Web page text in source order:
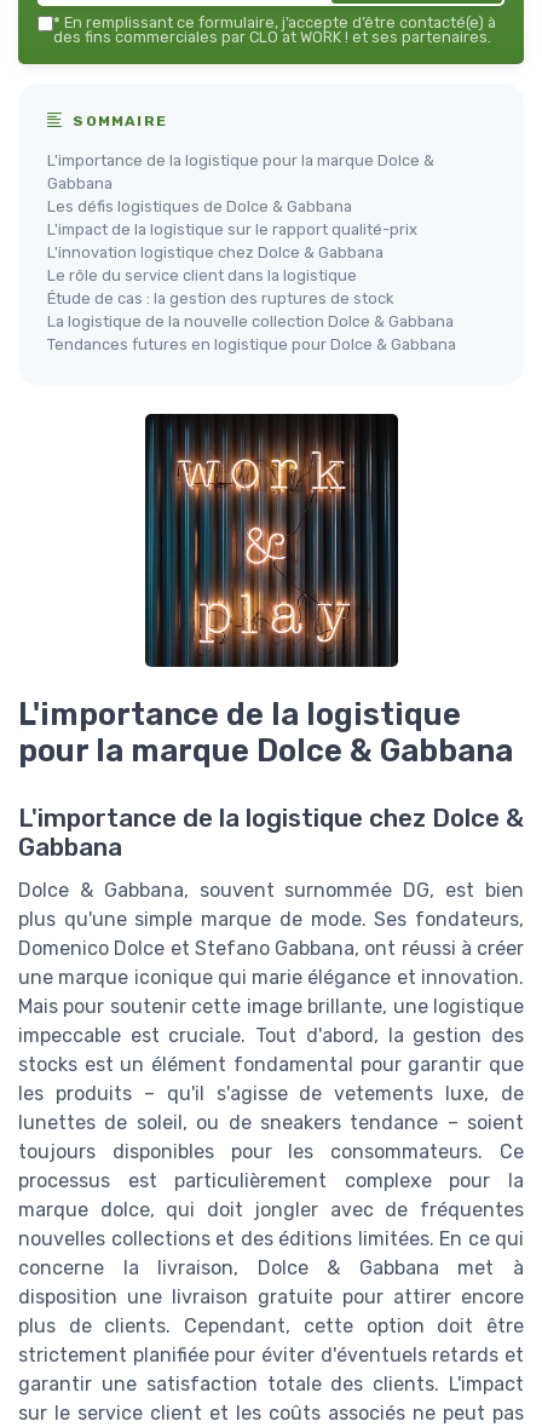
* En remplissant ce formulaire, j’accepte d’être contacté(e) à
des fins commerciales par CLO at WORK ! et ses partenaires.
SOMMAIRE
L'importance de la logistique pour la marque Dolce &
Gabbana
Les défis logistiques de Dolce & Gabbana
L'impact de la logistique sur le rapport qualité-prix
L'innovation logistique chez Dolce & Gabbana
Le rôle du service client dans la logistique
Étude de cas : la gestion des ruptures de stock
La logistique de la nouvelle collection Dolce & Gabbana
Tendances futures en logistique pour Dolce & Gabbana
L'importance de la logistique
pour la marque Dolce & Gabbana
L'importance de la logistique chez Dolce &
Gabbana
Dolce & Gabbana, souvent surnommée DG, est bien
plus qu'une simple marque de mode. Ses fondateurs,
Domenico Dolce et Stefano Gabbana, ont réussi à créer
une marque iconique qui marie élégance et innovation.
Mais pour soutenir cette image brillante, une logistique
impeccable est cruciale. Tout d'abord, la gestion des
stocks est un élément fondamental pour garantir que
les produits – qu'il s'agisse de vetements luxe, de
lunettes de soleil, ou de sneakers tendance – soient
toujours disponibles pour les consommateurs. Ce
processus est particulièrement complexe pour la
marque dolce, qui doit jongler avec de fréquentes
nouvelles collections et des éditions limitées. En ce qui
concerne la livraison, Dolce & Gabbana met à
disposition une livraison gratuite pour attirer encore
plus de clients. Cependant, cette option doit être
strictement planifiée pour éviter d'éventuels retards et
garantir une satisfaction totale des clients. L'impact
sur le service client et les coûts associés ne peut pas